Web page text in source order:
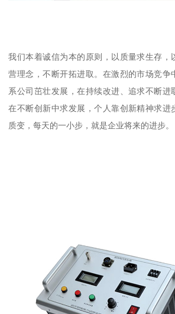
我们本着诚信为本的原则，以质量求生存，
营理念，不断开拓进取。在激烈的市场竞争
系公司茁壮发展，在持续改进、追求不断进
在不断创新中求发展，个人靠创新精神求进
质变，每天的一小步，就是企业将来的进步。